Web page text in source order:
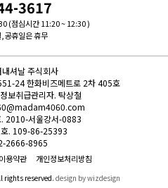
3617
(점심시간 11:20 ~ 12:30 )
공휴일은 휴무
셔날 주식회사
24 한화비즈메트로 2차 405호
보취급관리자. 탁상철
2010-서울강서-0883
. 109-86-25393
2666-8965
이용약관 개인정보처리방침
rights reserved. design by wizdesign